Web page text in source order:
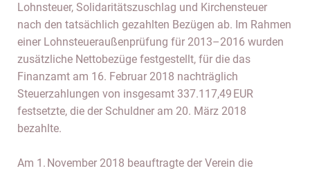
Lohnsteuer, Solidaritätszuschlag und Kirchensteuer
nach den tatsächlich gezahlten Bezügen ab. Im Rahmen
einer Lohnsteueraußenprüfung für 2013–2016 wurden
zusätzliche Nettobezüge festgestellt, für die das
Finanzamt am 16. Februar 2018 nachträglich
Steuerzahlungen von insgesamt 337.117,49 EUR
festsetzte, die der Schuldner am 20. März 2018
bezahlte.
Am 1. November 2018 beauftragte der Verein die